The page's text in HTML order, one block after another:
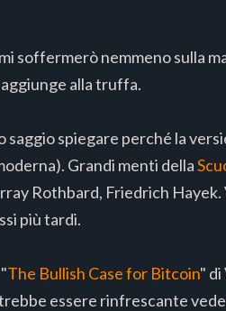
soffermerò nemmeno sulla
alla truffa.
spiegare perché la
Grandi menti della
Rothbard, Friedrich
più tardi.
The Bullish Case for Bitcoin"
essere rinfrescante